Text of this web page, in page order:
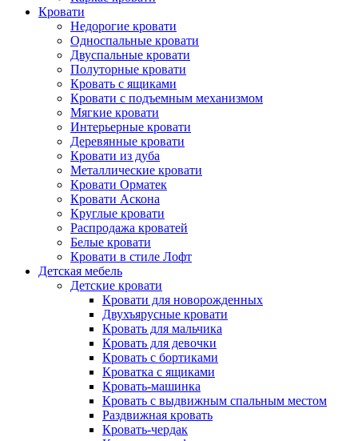
Кровати
Недорогие кровати
Односпальные кровати
Двуспальные кровати
Полуторные кровати
Кровать с ящиками
Кровати с подъемным механизмом
Мягкие кровати
Интерьерные кровати
Деревянные кровати
Кровати из дуба
Металлические кровати
Кровати Орматек
Кровати Аскона
Круглые кровати
Распродажа кроватей
Белые кровати
Кровати в стиле Лофт
Детская мебель
Детские кровати
Кровати для новорожденных
Двухъярусные кровати
Кровать для мальчика
Кровать для девочки
Кровать с бортиками
Кроватка с ящиками
Кровать-машинка
Кровать с выдвижным спальным местом
Раздвижная кровать
Кровать-чердак